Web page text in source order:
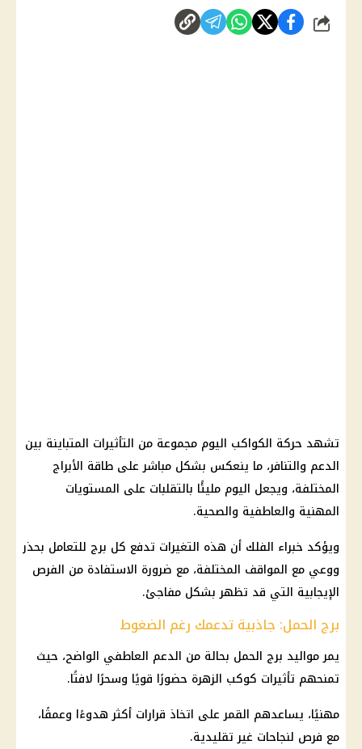
شارك
تشهد حركة الكواكب اليوم مجموعة من التأثيرات المتباينة بين
الدعم والتنافر، ما ينعكس بشكل مباشر على طاقة الأبراج
المختلفة، ويجعل اليوم مليئًا بالتقلبات على المستويات
المهنية والعاطفية والصحية.
ويؤكد خبراء الفلك أن هذه التغيرات تدفع كل برج للتعامل بحذر
ووعي مع المواقف المختلفة، مع ضرورة الاستفادة من الفرص
الإيجابية التي قد تظهر بشكل مفاجئ.
برج الحمل: جاذبية تدعمك رغم الضغوط
يمر مواليد برج الحمل بحالة من الدعم العاطفي الواضح، حيث
تمنحهم تأثيرات كوكب الزهرة حضورًا قويًا وسحرًا لافتًا.
مهنيًا، يساعدهم القمر على اتخاذ قرارات أكثر هدوءًا وعمقًا،
مع فرص لنجاحات غير تقليدية.